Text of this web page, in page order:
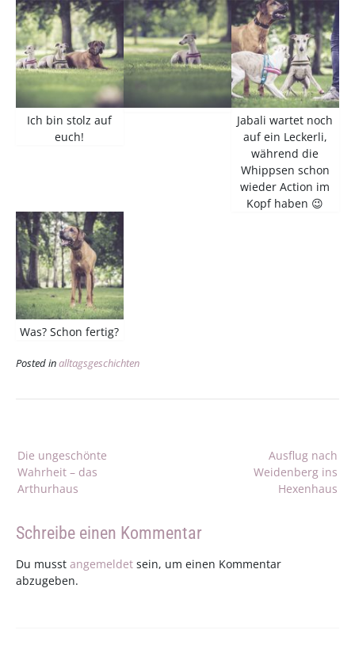
Ich bin stolz auf
euch!
Jabali wartet noch
auf ein Leckerli,
während die
Whippsen schon
wieder Action im
Kopf haben 😉
Was? Schon fertig?
Posted inalltagsgeschichten
Ausflug nach
Weidenberg ins
Hexenhaus
Die ungeschönte
Wahrheit – das
Arthurhaus
Schreibe einen Kommentar
Du musst angemeldet sein, um einen Kommentar
abzugeben.